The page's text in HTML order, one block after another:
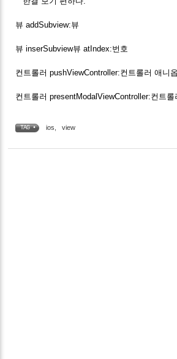
뷰 addSubview:뷰
뷰 inserSubview뷰 atIndex:번호
컨트롤러 pushViewController:컨트롤러 애니
컨트롤러 presentModalViewController:컨트롤
TAG • ios view